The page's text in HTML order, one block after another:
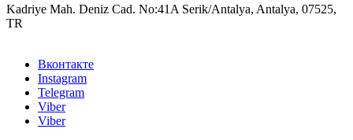
Kadriye Mah. Deniz Cad. No:41A Serik/Antalya, Antalya, 07525,
TR
Вконтакте
Instagram
Telegram
Viber
Viber